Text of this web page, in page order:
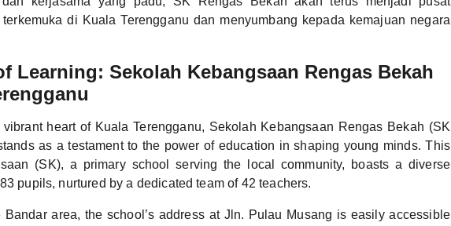
di Kuala Terengganu dan menyumbang kepada kemajuan negara
Learning: Sekolah Kebangsaan Rengas Bekah
heart of Kuala Terengganu, Sekolah Kebangsaan Rengas Bekah (SK
as a testament to the power of education in shaping young minds. This
(SK), a primary school serving the local community, boasts a diverse
pupils, nurtured by a dedicated team of 42 teachers.
Bandar area, the school’s address at Jln. Pulau Musang is easily accessible